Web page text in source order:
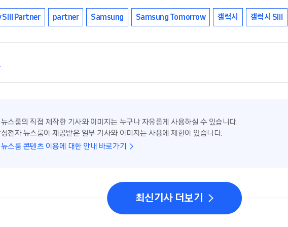
SⅢ Partner partner Samsung Samsung Tomorrow 갤럭시 갤럭시 SⅢ
스룸의 직접 제작한 기사와 이미지는 누구나 자유롭게 사용하실 수 있습니다.
전자 뉴스룸이 제공받은 일부 기사와 이미지는 사용에 제한이 있습니다.
스룸 콘텐츠 이용에 대한 안내 바로가기
최신기사 더보기